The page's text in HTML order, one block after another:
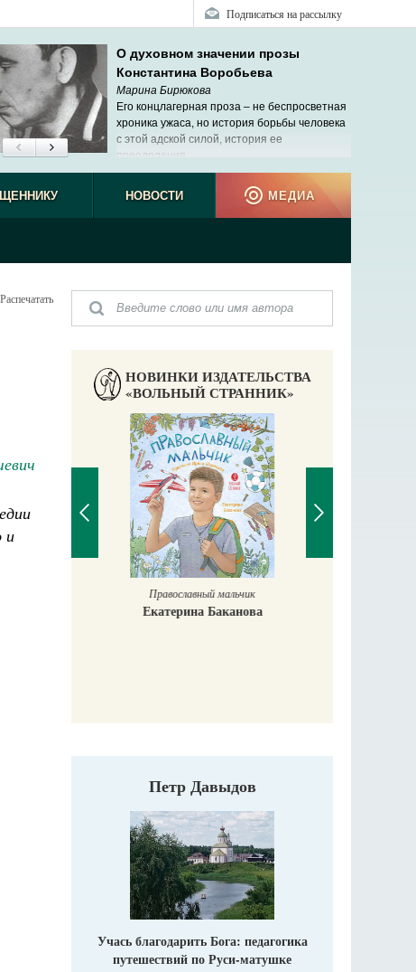
Подписаться на рассылку
О духовном значении прозы
Константина Воробьева
Марина Бирюкова
Его концлагерная проза – не беспросветная
хроника ужаса, но история борьбы человека
с этой адской силой, история ее
преодоления.
НОВОСТИ МЕДИА
Распечатать
и
НОВИНКИ ИЗДАТЕЛЬСТВА
«ВОЛЬНЫЙ СТРАННИК»
Божиих
Православный мальчик
Екатерина Баканова
Петр Давыдов
Учась благодарить Бога: педагогика
путешествий по Руси-матушке